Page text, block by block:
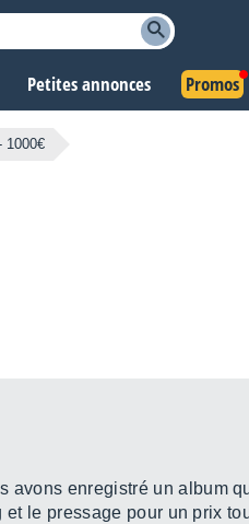
Petites annonces Promos
1000€
avons enregistré un album
le pressage pour un prix